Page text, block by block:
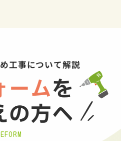
工事について解説
ームを
の方へ